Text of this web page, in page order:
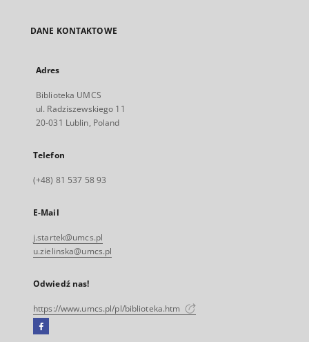
DANE KONTAKTOWE
Adres
Biblioteka UMCS
ul. Radziszewskiego 11
20-031 Lublin, Poland
Telefon
(+48) 81 537 58 93
E-Mail
j.startek@umcs.pl
u.zielinska@umcs.pl
Odwiedź nas!
https://www.umcs.pl/pl/biblioteka.htm
Facebook